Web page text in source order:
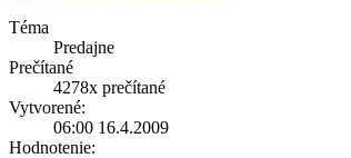
Téma
Predajne
Prečítané
4278x prečítané
Vytvorené:
06:00 16.4.2009
Hodnotenie: